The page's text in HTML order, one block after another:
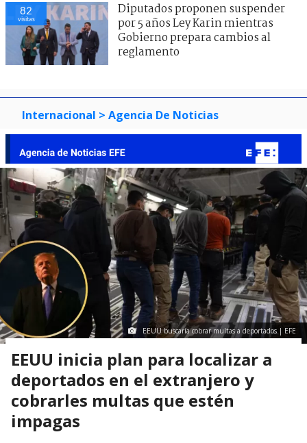
82
visitas
Diputados proponen suspender
por 5 años Ley Karin mientras
Gobierno prepara cambios al
reglamento
Internacional > Agencia De Noticias
EEUU buscaría cobrar multas a deportados | EFE
EEUU inicia plan para localizar a
deportados en el extranjero y
cobrarles multas que estén
impagas